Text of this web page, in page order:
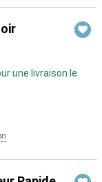
une livraison le